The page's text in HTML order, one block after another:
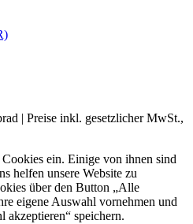
| Preise inkl. gesetzlicher MwSt.,
ein. Einige von ihnen sind
helfen unsere Website zu
über den Button „Alle
eigene Auswahl vornehmen und
akzeptieren“ speichern.